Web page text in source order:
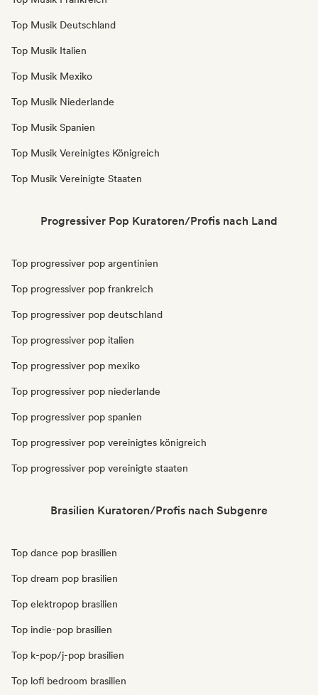
Top Musik Deutschland
Top Musik Italien
Top Musik Mexiko
Top Musik Niederlande
Top Musik Spanien
Top Musik Vereinigtes Königreich
Top Musik Vereinigte Staaten
Progressiver Pop Kuratoren/Profis nach Land
Top progressiver pop argentinien
Top progressiver pop frankreich
Top progressiver pop deutschland
Top progressiver pop italien
Top progressiver pop mexiko
Top progressiver pop niederlande
Top progressiver pop spanien
Top progressiver pop vereinigtes königreich
Top progressiver pop vereinigte staaten
Brasilien Kuratoren/Profis nach Subgenre
Top dance pop brasilien
Top dream pop brasilien
Top elektropop brasilien
Top indie-pop brasilien
Top k-pop/j-pop brasilien
Top lofi bedroom brasilien